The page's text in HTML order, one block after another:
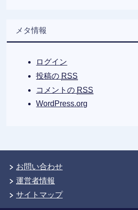
メタ情報
ログイン
投稿の RSS
コメントの RSS
WordPress.org
お問い合わせ
運営者情報
サイトマップ